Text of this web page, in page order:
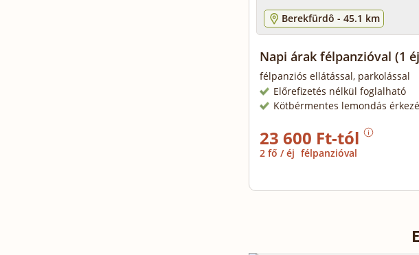
Berekfürdô - 45.1 km
Napi árak félpanzióval (1
félpanziós ellátással, parkolással
Előrefizetés nélkül foglalható
Kötbérmentes lemondás
23 600 Ft-tól
2 fő / éj félpanzióval